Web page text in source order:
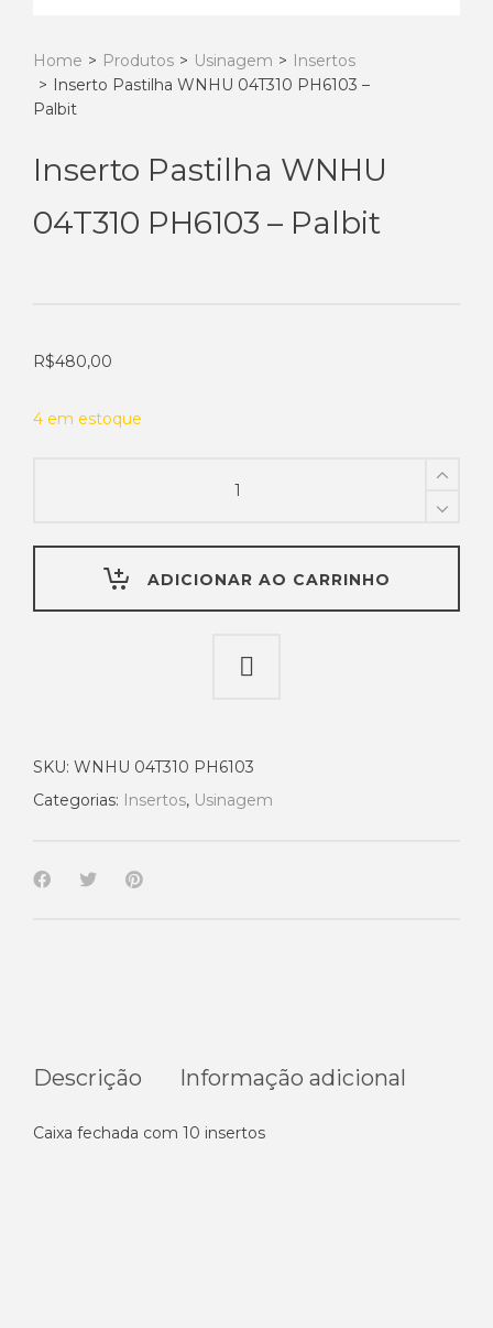
Home > Produtos > Usinagem > Insertos
> Inserto Pastilha WNHU 04T310 PH6103 –
Palbit
Inserto Pastilha WNHU
04T310 PH6103 – Palbit
R$480,00
4 em estoque
04T310
Palbit
ADICIONAR AO CARRINHO
SKU: WNHU 04T310 PH6103
Categorias: Insertos, Usinagem
Descrição Informação adicional
Caixa fechada com 10 insertos